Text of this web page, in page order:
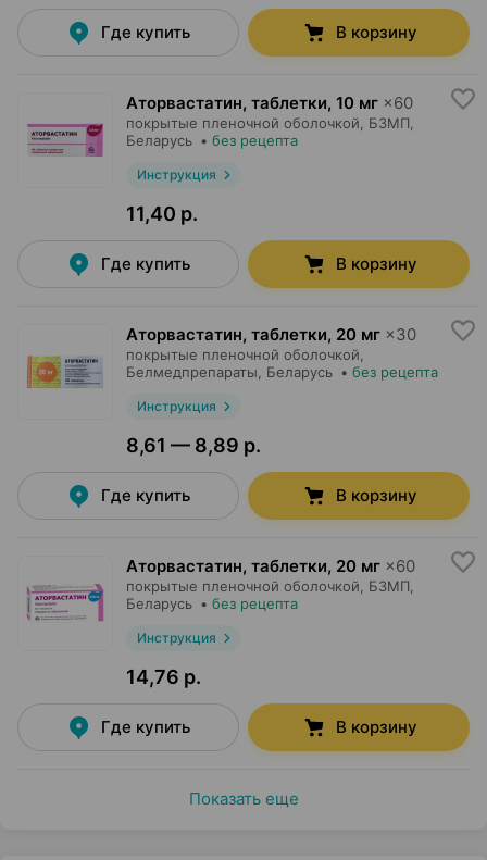
Где купить В корзину
Аторвастатин, таблетки, 10 мг ×60
покрытые пленочной оболочкой, БЗМП
Беларусь • без рецепта
Инструкция
11,40 р.
Где купить В корзину
Аторвастатин, таблетки, 20 мг ×30
покрытые пленочной оболочкой,
Белмедпрепараты , Беларусь • без рецепта
Инструкция
8,61 — 8,89 р.
Где купить В корзину
Аторвастатин, таблетки, 20 мг ×60
покрытые пленочной оболочкой, БЗМП
Беларусь • без рецепта
Инструкция
14,76 р.
Где купить В корзину
Показать еще